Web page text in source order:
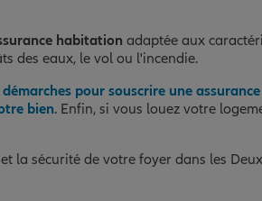
habitation adaptée aux
des eaux, le vol ou l'incendie.
démarches pour souscrire une
bien. Enfin, si vous louez votre
la sécurité de votre foyer dans les